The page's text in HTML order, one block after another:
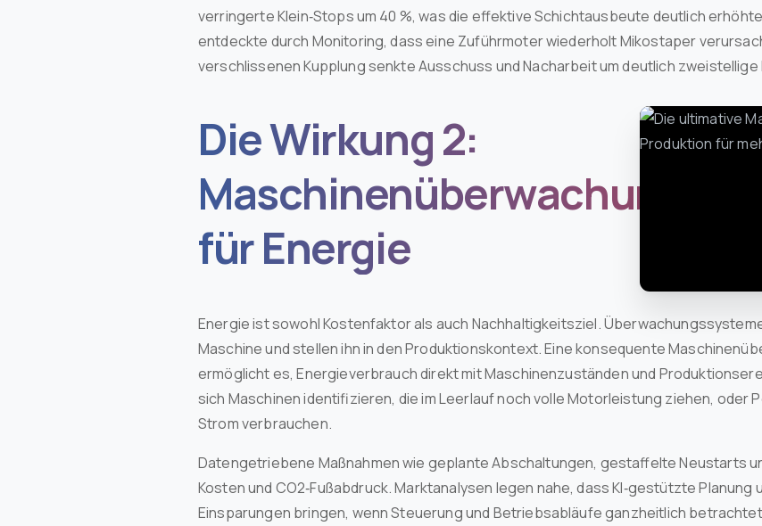
verringerte Klein‑Stops um 40 %, was die effektive Schichtausbeute deutlich
entdeckte durch Monitoring, dass eine Zuführmoter wiederholt Mikostaper
verschlissenen Kupplung senkte Ausschuss und Nacharbeit um deutlich
Die Wirkung 2:
Maschinenüberwachung
für Energie
Energie ist sowohl Kostenfaktor als auch Nachhaltigkeitsziel.
Maschine und stellen ihn in den Produktionskontext. Eine konsequente
ermöglicht es, Energieverbrauch direkt mit Maschinenzuständen und
sich Maschinen identifizieren, die im Leerlauf noch volle Motorleistung ziehen, oder
Strom verbrauchen.
Datengetriebene Maßnahmen wie geplante Abschaltungen, gestaffelte Neustarts
Kosten und CO2‑Fußabdruck. Marktanalysen legen nahe, dass KI‑gestützte
Einsparungen bringen, wenn Steuerung und Betriebsabläufe ganzheitlich